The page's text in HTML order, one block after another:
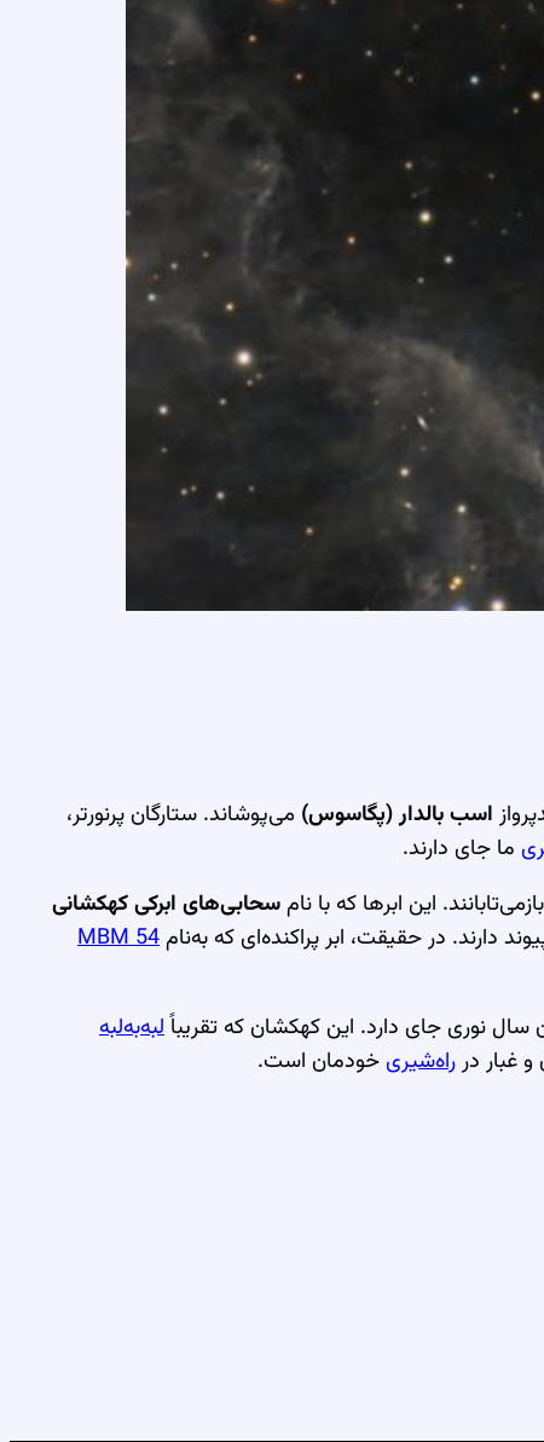
اسب بالدار (پگاسوس) می‌پوشاند. ستارگان پرنورتر،
ما جای دارند.
این ابرها که با نامسحابی‌های ابرکی کهکشانی
دارند. در حقیقت، ابر پراکنده‌ای که به‌نامMBM 54
لبه‌به‌لبه
غبار درراه‌شیریخودمان است.